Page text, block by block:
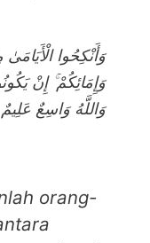
وَأَنْكِحُوا
وَإِمَائِكُمْ ۚ إِنْ
وَاللَّهُ وَاسِعٌ عَلِيمٌ
orang-